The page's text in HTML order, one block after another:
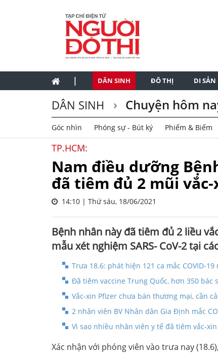
| DÂN SINH ĐÔ THỊ DI SẢN
DÂN SINH Chuyện hôm
Góc nhìn Phóng sự - Bút ký Phiếm & Biếm
TP.HCM:
Nam điều dưỡng
đã tiêm đủ 2 mũi
14:10 | Thứ sáu, 18/06/2021
Bệnh nhân này đã tiêm đủ 2 liều
mẫu xét nghiệm SARS- CoV-2 tại
Trưa 18.6: phát hiện 121 ca mắc COVID-
Đã tiêm vaccine Trung Quốc, hơn 350 bác
Vắc-xin Pfizer chưa bán thương mại, cần
2 nhân viên BV Nhân dân Gia Định mắc
Vì sao nhiều nhân viên y tế đã tiêm vắc-xin
Xác nhận với phóng viên vào trưa nay